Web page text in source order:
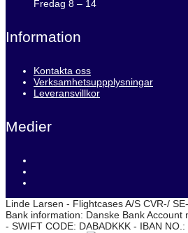
Fredag 8 – 14
Information
Kontakta oss
Verksamhetsuppplysningar
Leveransvillkor
Medier
Linde Larsen - Flightcases A/S CVR-/
Bank information: Danske Bank
- SWIFT CODE: DABADKKK - IBAN